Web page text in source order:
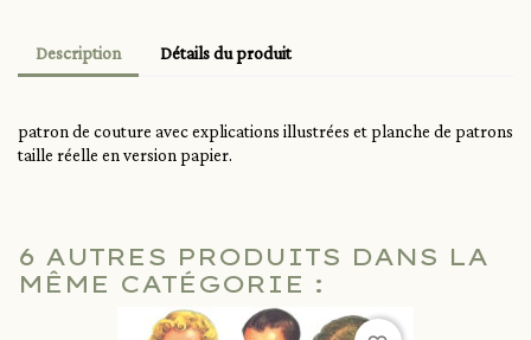
Description Détails du produit
patron de couture avec explications illustrées et planche de patrons
taille réelle en version papier.
6 AUTRES PRODUITS DANS LA
MÊME CATÉGORIE :